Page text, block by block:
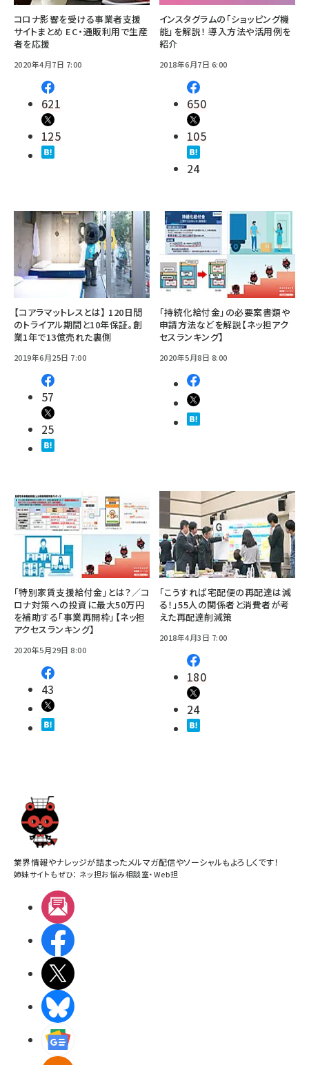
コロナ影響を受ける事業者支援
サイトまとめ EC・通販利用で生産
者を応援
2020年4月7日 7:00
621
125
インスタグラムの「ショッピング機
能」を解説！ 導入方法や活用例を
紹介
2018年6月7日 6:00
650
105
24
【コアラマットレスとは】 120日間
のトライアル期間と10年保証。創
業1年で13億売れた裏側
2019年6月25日 7:00
57
25
「持続化給付金」の必要案書類や
申請方法などを解説【ネッ担アク
セスランキング】
2020年5月8日 8:00
「特別家賃支援給付金」とは？／コ
ロナ対策への投資に最大50万円
を補助する「事業再開枠」【ネッ担
アクセスランキング】
2020年5月29日 8:00
43
「こうすれば宅配便の再配達は減
る！」55人の関係者と消費者が考
えた再配達削減策
2018年4月3日 7:00
180
24
業界情報やナレッジが詰まったメルマガ配信やソーシャルもよろしくです！
姉妹サイトもぜひ： ネッ担お悩み相談室・Web担